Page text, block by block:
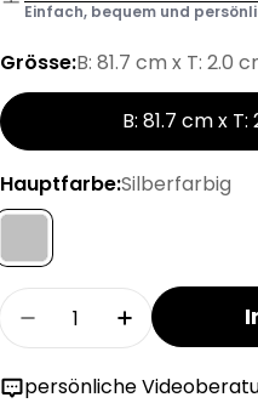
Einfach, bequem und
Grösse:B: 81.7 cm x T: 2.0
B: 81.7 cm x
Hauptfarbe:Silberfarbig
Menge
Menge für MODUL
Menge für
persönliche